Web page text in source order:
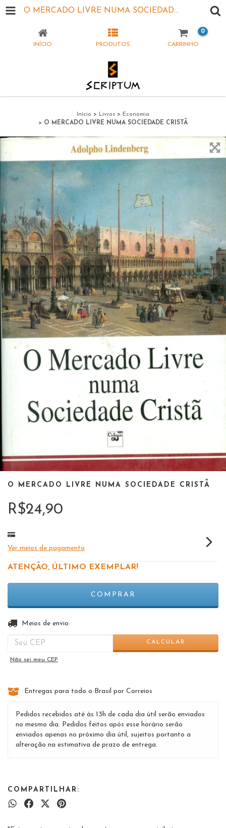
O MERCADO LIVRE NUMA SOCIEDADE CRISTÃ
INÍCIO PRODUTOS CARRINHO
0
Início > Livros > Economia
> O MERCADO LIVRE NUMA SOCIEDADE CRISTÃ
O MERCADO LIVRE NUMA SOCIEDADE CRISTÃ
R$24,90
Ver meios de pagamento
ATENÇÃO, ÚLTIMO EXEMPLAR!
Entregas para o CEP:
Meios de envio
CALCULAR
Não sei meu CEP
Entregas para todo o Brasil por Correios
Pedidos recebidos até às 13h de cada dia útil serão enviados
no mesmo dia. Pedidos feitos após esse horário serão
enviados apenas no próximo dia útil, sujeitos portanto a
alteração na estimativa de prazo de entrega.
COMPARTILHAR: